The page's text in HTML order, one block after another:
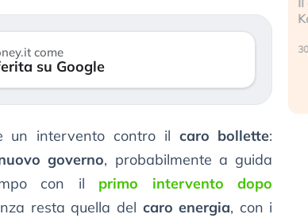
come
su Google
un intervento contro il caro bollette:
governo, probabilmente a guida
con il primo intervento dopo
resta quella del caro energia, con i
Kospi, mentre gli investitori retail (…)
30 luglio 2026